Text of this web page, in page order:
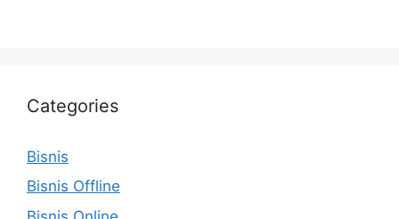
Categories
Bisnis
Bisnis Offline